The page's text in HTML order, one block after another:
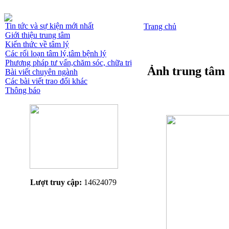
Tin tức và sự kiện mới nhất
Giới thiệu trung tâm
Kiến thức về tâm lý
Các rối loạn tâm lý,tâm bệnh lý
Phương pháp tư vấn,chăm sóc, chữa trị
Bài viết chuyên ngành
Các bài viết trao đổi khác
Thông báo
Lượt truy cập: 14624079
Trang chủ
Ảnh trung tâm